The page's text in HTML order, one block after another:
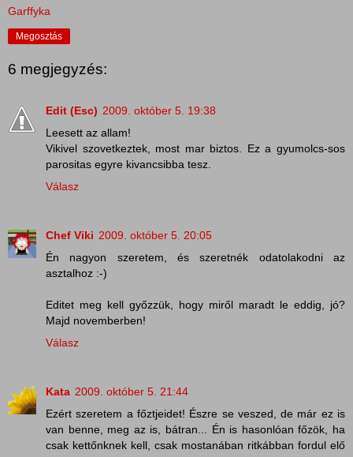
Garffyka
Megosztás
6 megjegyzés:
Edit (Esc) 2009. október 5. 19:38
Leesett az allam!
Vikivel szovetkeztek, most mar biztos. Ez a gyumolcs-sos
parositas egyre kivancsibba tesz.
Válasz
Chef Viki 2009. október 5. 20:05
Én nagyon szeretem, és szeretnék odatolakodni az
asztalhoz :-)
Editet meg kell győzzük, hogy miről maradt le eddig, jó?
Majd novemberben!
Válasz
Kata 2009. október 5. 21:44
Ezért szeretem a főztjeidet! Észre se veszed, de már ez is
van benne, meg az is, bátran... Én is hasonlóan főzök, ha
csak kettőnknek kell, csak mostanában ritkábban fordul elő